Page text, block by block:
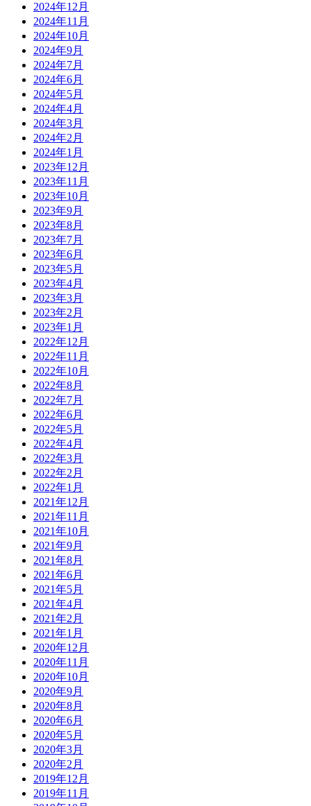
2024年12月
2024年11月
2024年10月
2024年9月
2024年7月
2024年6月
2024年5月
2024年4月
2024年3月
2024年2月
2024年1月
2023年12月
2023年11月
2023年10月
2023年9月
2023年8月
2023年7月
2023年6月
2023年5月
2023年4月
2023年3月
2023年2月
2023年1月
2022年12月
2022年11月
2022年10月
2022年8月
2022年7月
2022年6月
2022年5月
2022年4月
2022年3月
2022年2月
2022年1月
2021年12月
2021年11月
2021年10月
2021年9月
2021年8月
2021年6月
2021年5月
2021年4月
2021年2月
2021年1月
2020年12月
2020年11月
2020年10月
2020年9月
2020年8月
2020年6月
2020年5月
2020年3月
2020年2月
2019年12月
2019年11月